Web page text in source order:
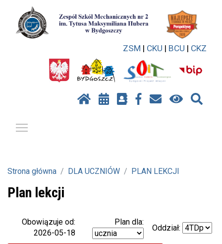
ZSM | CKU | BCU | CKZ
Strona główna DLA UCZNIÓW PLAN LEKCJI
Plan lekcji
Obowiązuje od:
2026-05-18
Plan dla:
Oddział: